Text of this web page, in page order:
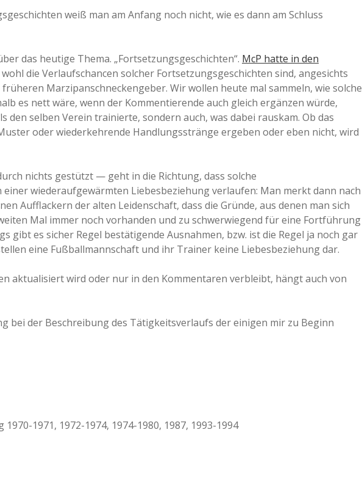
a
a
d
e
weiß man am Anfang noch nicht, wie es dann am Schluss
das heutige Thema. „Fortsetzungsgeschichten“. McP hatte in den
die Verlaufschancen solcher Fortsetzungsgeschichten sind, angesichts
Marzipanschneckengeber. Wir wollen heute mal sammeln, wie solche
es nett wäre, wenn der Kommentierende auch gleich ergänzen würde,
den selben Verein trainierte, sondern auch, was dabei rauskam. Ob das
oder wiederkehrende Handlungsstränge ergeben oder eben nicht, wird
nichts gestützt — geht in die Richtung, dass solche
wiederaufgewärmten Liebesbeziehung verlaufen: Man merkt dann nach
Aufflackern der alten Leidenschaft, dass die Gründe, aus denen man sich
Mal immer noch vorhanden und zu schwerwiegend für eine Fortführung
gibt es sicher Regel bestätigende Ausnahmen, bzw. ist die Regel ja noch gar
eine Fußballmannschaft und ihr Trainer keine Liebesbeziehung dar.
aktualisiert wird oder nur in den Kommentaren verbleibt, hängt auch von
bei der Beschreibung des Tätigkeitsverlaufs der einigen mir zu Beginn
1970-1971, 1972-1974, 1974-1980, 1987, 1993-1994